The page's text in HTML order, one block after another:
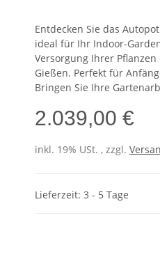
Entdecken Sie das
ideal für Ihr Indoor-
Versorgung Ihrer
Gießen. Perfekt für
Bringen Sie Ihre
2.039,00 €
inkl. 19% USt. , zzgl.
Lieferzeit: 3 - 5 Tage